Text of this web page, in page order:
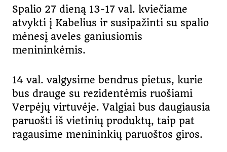
Spalio 27 dieną 13-17 val. kviečiame
atvykti į Kabelius ir susipažinti su spalio
mėnesį aveles ganiusiomis
menininkėmis.
14 val. valgysime bendrus pietus, kurie
bus drauge su rezidentėmis ruošiami
Verpėjų virtuvėje. Valgiai bus daugiausia
paruošti iš vietinių produktų, taip pat
ragausime menininkių paruoštos giros.